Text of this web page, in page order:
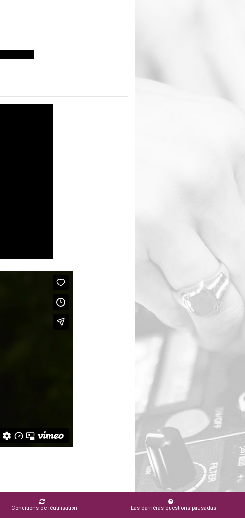
Conditions de réutilisation Las darrièras questions pausadas